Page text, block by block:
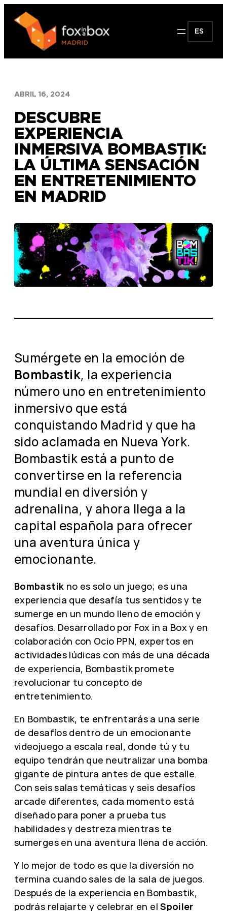
Saltar
contenido
ES
ABRIL 16, 2024
DESCUBRE
EXPERIENCIA
INMERSIVA BOMBASTIK:
LA ÚLTIMA SENSACIÓN
EN ENTRETENIMIENTO
EN MADRID
Sumérgete en la emoción de
Bombastik, la experiencia
número uno en entretenimiento
inmersivo que está
conquistando Madrid y que ha
sido aclamada en Nueva York.
Bombastik está a punto de
convertirse en la referencia
mundial en diversión y
adrenalina, y ahora llega a la
capital española para ofrecer
una aventura única y
emocionante.
Bombastik no es solo un juego; es una
experiencia que desafía tus sentidos y te
sumerge en un mundo lleno de emoción y
desafíos. Desarrollado por Fox in a Box y en
colaboración con Ocio PPN, expertos en
actividades lúdicas con más de una década
de experiencia, Bombastik promete
revolucionar tu concepto de
entretenimiento.
En Bombastik, te enfrentarás a una serie
de desafíos dentro de un emocionante
videojuego a escala real, donde tú y tu
equipo tendrán que neutralizar una bomba
gigante de pintura antes de que estalle.
Con seis salas temáticas y seis desafíos
arcade diferentes, cada momento está
diseñado para poner a prueba tus
habilidades y destreza mientras te
sumerges en una aventura llena de acción.
Y lo mejor de todo es que la diversión no
termina cuando sales de la sala de juegos.
Después de la experiencia en Bombastik,
podrás relajarte y celebrar en elSpoiler